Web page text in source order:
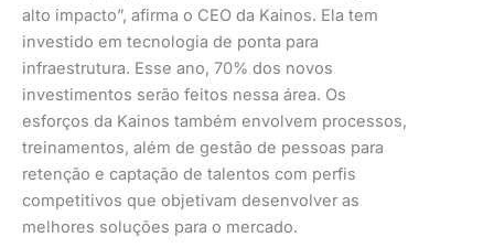
alto impacto”, afirma o CEO da Kainos. Ela tem
investido em tecnologia de ponta para
infraestrutura. Esse ano, 70% dos novos
investimentos serão feitos nessa área. Os
esforços da Kainos também envolvem processos,
treinamentos, além de gestão de pessoas para
retenção e captação de talentos com perfis
competitivos que objetivam desenvolver as
melhores soluções para o mercado.